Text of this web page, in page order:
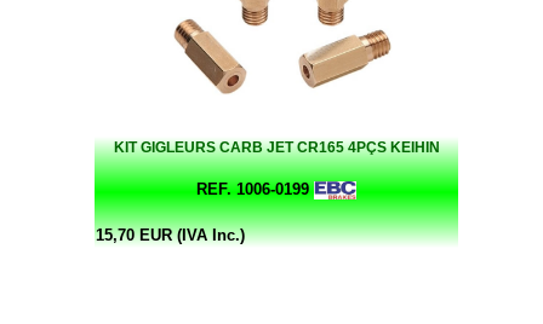
KIT GIGLEURS CARB JET CR165 4PÇS KEIHIN
REF. 1006-0199
15,70 EUR (IVA Inc.)